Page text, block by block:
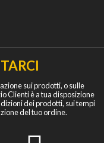
sui prodotti, o sulle
Clienti è a tua disposizione
dei prodotti, sui tempi
del tuo ordine.